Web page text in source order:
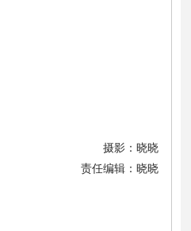
摄影：晓晓
责任编辑：晓晓